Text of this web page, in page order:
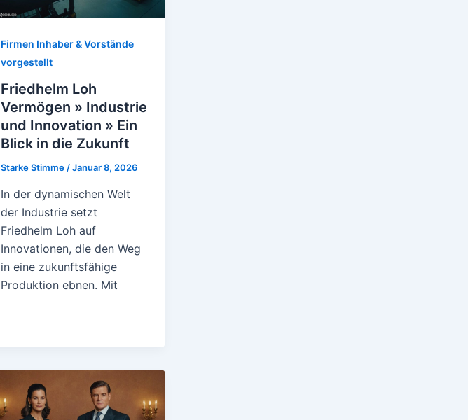
Firmen Inhaber & Vorstände
vorgestellt
Friedhelm Loh
Vermögen » Industrie
und Innovation » Ein
Blick in die Zukunft
Starke Stimme/Januar 8, 2026
In der dynamischen Welt
der Industrie setzt
Friedhelm Loh auf
Innovationen, die den Weg
in eine zukunftsfähige
Produktion ebnen. Mit